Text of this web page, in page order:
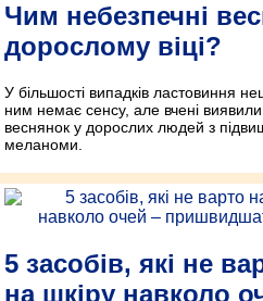
Чим небезпечні
дорослому віці?
У більшості випадків ластовиння
ним немає сенсу, але вчені виявили
веснянок у дорослих людей з
меланоми.
5 засобів, які не
на шкіру навколо